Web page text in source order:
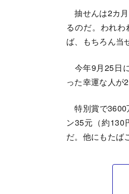
抽せんは2カ
るのだ。われ
ば、もちろん当
今年9月25日
った幸運な人が
特別賞で3600
ン35元（約130
だ。他にもたば